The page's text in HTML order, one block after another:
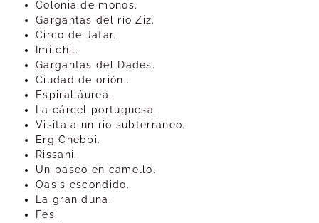
Colonia de monos.
Gargantas del río Ziz.
Circo de Jafar.
Imilchil.
Gargantas del Dades.
Ciudad de orión..
Espiral áurea.
La cárcel portuguesa.
Visita a un rio subterraneo.
Erg Chebbi.
Rissani.
Un paseo en camello.
Oasis escondido.
La gran duna.
Fes.